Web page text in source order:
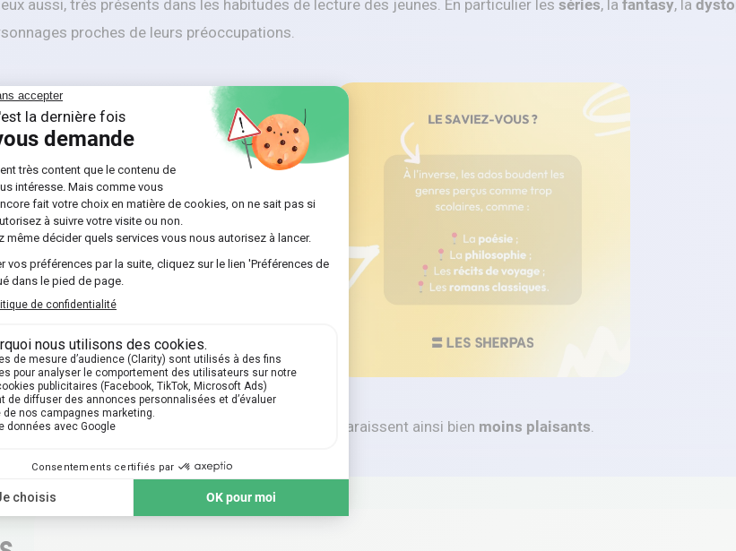
aussi, très présents dans les habitudes de lecture des jeunes. En particulier les séries, la fantasy, la
proches de leurs préoccupations.
comme étant trop souvent étudiés à l’école, leur paraissent ainsi bien moins plaisants.